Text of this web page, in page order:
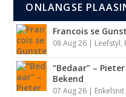
ONLANGSE
Francois se
08 Aug 26 | Leefstyl,
“Bedaar” –
Bekend
07 Aug 26 |